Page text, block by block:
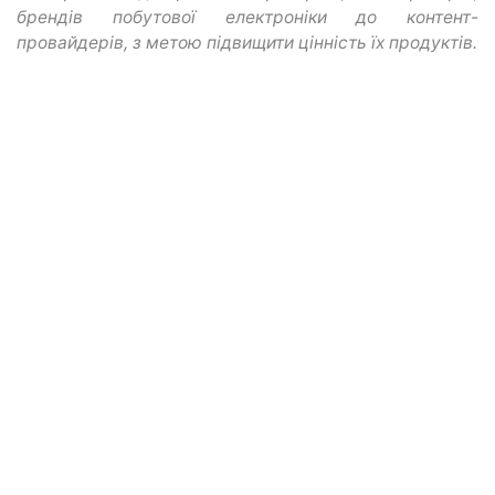
брендів побутової електроніки до контент-
провайдерів, з метою підвищити цінність їх продуктів.